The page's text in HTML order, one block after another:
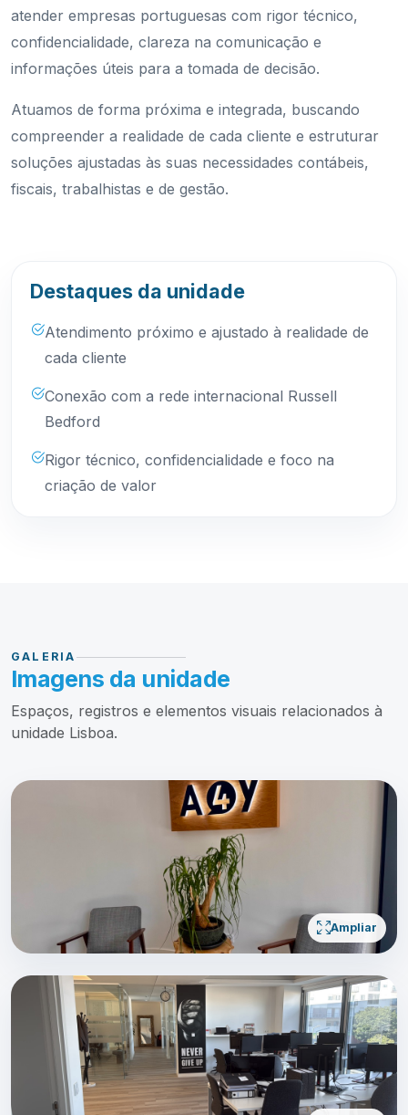
atender empresas portuguesas com rigor técnico,
confidencialidade, clareza na comunicação e
informações úteis para a tomada de decisão.
Atuamos de forma próxima e integrada, buscando
compreender a realidade de cada cliente e estruturar
soluções ajustadas às suas necessidades contábeis,
fiscais, trabalhistas e de gestão.
Destaques da unidade
Atendimento próximo e ajustado à realidade de
cada cliente
Conexão com a rede internacional Russell
Bedford
Rigor técnico, confidencialidade e foco na
criação de valor
GALERIA
Imagens da unidade
Espaços, registros e elementos visuais relacionados à
unidade Lisboa.
Ampliar